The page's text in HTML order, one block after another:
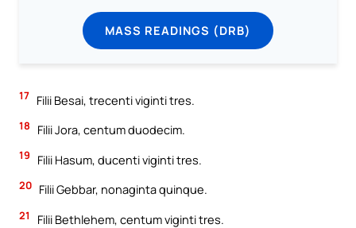
MASS READINGS (DRB)
17 Filii Besai, trecenti viginti tres.
18 Filii Jora, centum duodecim.
19 Filii Hasum, ducenti viginti tres.
20 Filii Gebbar, nonaginta quinque.
21 Filii Bethlehem, centum viginti tres.